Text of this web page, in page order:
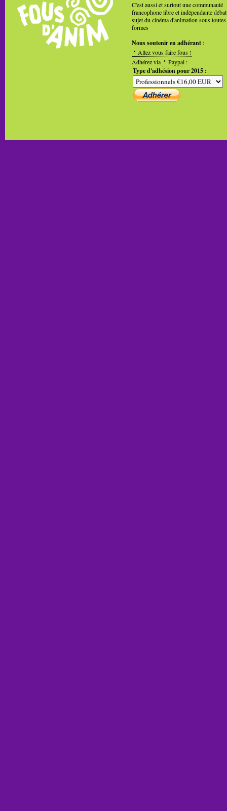
C'est aussi et surtout une communauté
francophone libre et indépendante
sujet du cinéma d'animation sous toutes
formes
Nous soutenir en adhérant :
Allez vous faire fous !
Adhérez via
Paypal :
Type d'adhésion pour 2015 :